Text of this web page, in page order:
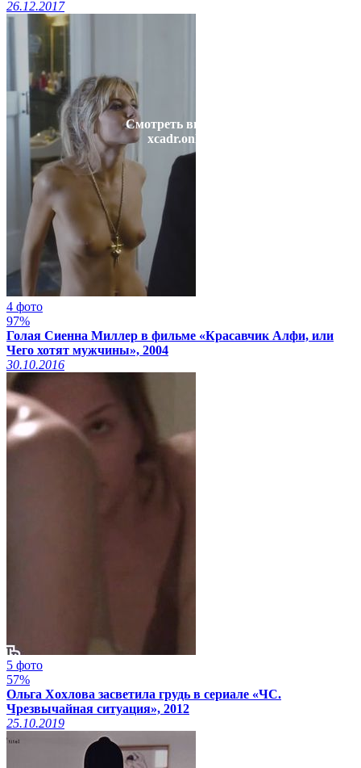
Смотреть видео на
xcadr.online
26.12.2017
4 фото
97%
Голая Сиенна Миллер в фильме «Красавчик Алфи, или
Чего хотят мужчины», 2004
30.10.2016
5 фото
57%
Ольга Хохлова засветила грудь в сериале «ЧС.
Чрезвычайная ситуация», 2012
25.10.2019